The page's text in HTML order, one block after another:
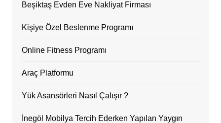
Beşiktaş Evden Eve Nakliyat Firması
Kişiye Özel Beslenme Programı
Online Fitness Programı
Araç Platformu
Yük Asansörleri Nasıl Çalışır ?
İnegöl Mobilya Tercih Ederken Yapılan Yaygın